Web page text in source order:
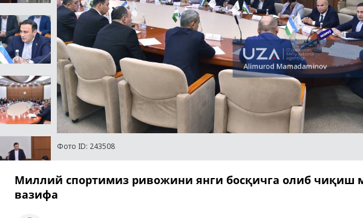
ташрифлари
стратегияси
Фото ID: 243508
Миллий спортимиз ривожини янги босқичга олиб чиқиш
вазифа